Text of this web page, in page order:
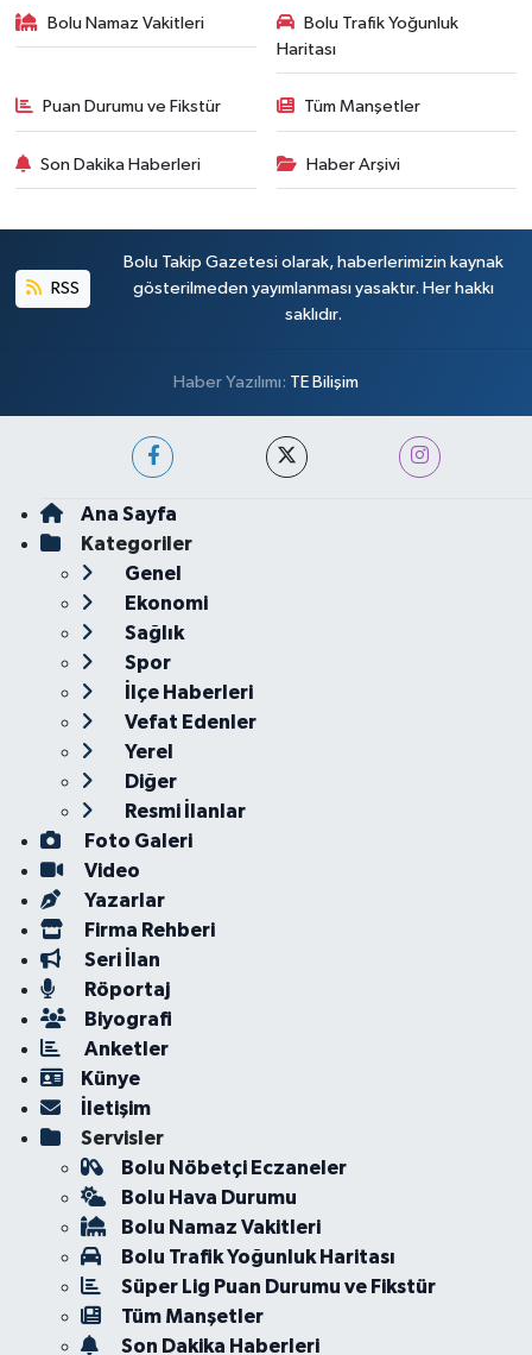
Bolu Namaz Vakitleri
Bolu Trafik Yoğunluk
Haritası
Puan Durumu ve Fikstür Tüm Manşetler
Son Dakika Haberleri Haber Arşivi
RSS
Bolu Takip Gazetesi olarak, haberlerimizin kaynak
gösterilmeden yayımlanması yasaktır. Her hakkı
saklıdır.
Haber Yazılımı: TE Bilişim
Ana Sayfa
Kategoriler
Genel
Ekonomi
Sağlık
Spor
İlçe Haberleri
Vefat Edenler
Yerel
Diğer
Resmi İlanlar
Foto Galeri
Video
Yazarlar
Firma Rehberi
Seri İlan
Röportaj
Biyografi
Anketler
Künye
İletişim
Servisler
Bolu Nöbetçi Eczaneler
Bolu Hava Durumu
Bolu Namaz Vakitleri
Bolu Trafik Yoğunluk Haritası
Süper Lig Puan Durumu ve Fikstür
Tüm Manşetler
Son Dakika Haberleri